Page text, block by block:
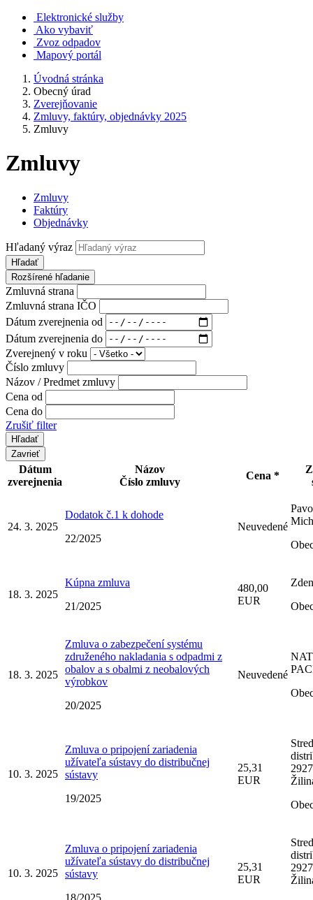
Elektronické služby
Ako vybaviť
Zvoz odpadov
Mapový portál
Úvodná stránka
Obecný úrad
Zverejňovanie
Zmluvy, faktúry, objednávky 2025
Zmluvy
Zmluvy
Zmluvy
Faktúry
Objednávky
Hľadaný výraz
Hľadať
Rozšírené hľadanie
Zmluvná strana
Zmluvná strana IČO
Dátum zverejnenia od
Dátum zverejnenia do
Zverejnený v roku
Číslo zmluvy
Názov / Predmet zmluvy
Cena od
Cena do
Zrušiť filter
Zavrieť
Dátum
zverejnenia
Názov
Číslo zmluvy
Cena *
24. 3. 2025
Dodatok č.1 k dohode
22/2025
Neuvedené
18. 3. 2025
Kúpna zmluva
21/2025
480,00
EUR
18. 3. 2025
Zmluva o zabezpečení systému
združeného nakladania s odpadmi z
obalov a s obalmi z neobalových
výrobkov
20/2025
Neuvedené
10. 3. 2025
Zmluva o pripojení zariadenia
užívateľa sústavy do distribučnej
sústavy
19/2025
25,31
EUR
10. 3. 2025
Zmluva o pripojení zariadenia
užívateľa sústavy do distribučnej
sústavy
18/2025
25,31
EUR